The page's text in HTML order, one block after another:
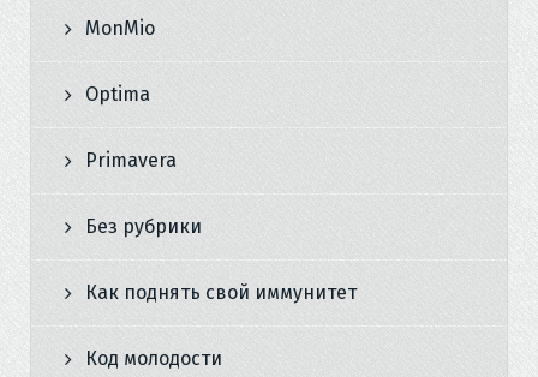
MonMio
Optima
Primavera
Без рубрики
Как поднять свой иммунитет
Код молодости